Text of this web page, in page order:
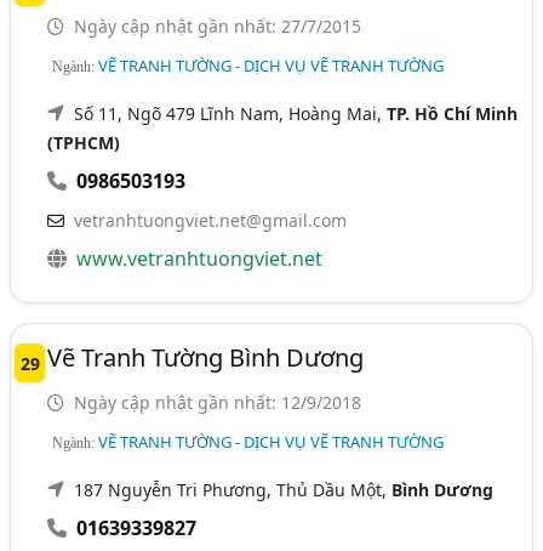
Ngày cập nhật gần nhất: 27/7/2015
Ngành:VẼ TRANH TƯỜNG - DỊCH VỤ VẼ TRANH TƯỜNG
Số 11, Ngõ 479 Lĩnh Nam, Hoàng Mai,TP. Hồ Chí Minh
(TPHCM)
0986503193
vetranhtuongviet.net@gmail.com
www.vetranhtuongviet.net
29 Vẽ Tranh Tường Bình Dương
Ngày cập nhật gần nhất: 12/9/2018
Ngành:VẼ TRANH TƯỜNG - DỊCH VỤ VẼ TRANH TƯỜNG
187 Nguyễn Tri Phương, Thủ Dầu Một, Bình Dương
01639339827